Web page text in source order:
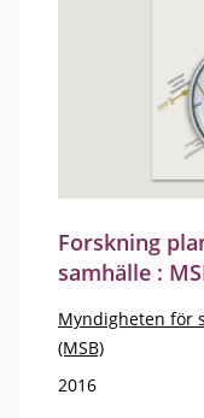
Forskning
samhälle :
Myndigheten för
(MSB)
2016